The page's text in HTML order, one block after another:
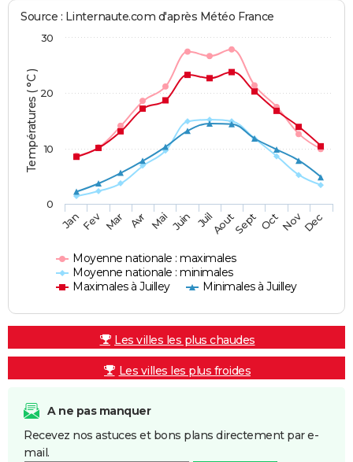
Températures ( °C )
Source : Linternaute.com d'après Météo France
Moyenne nationale : maximales
Moyenne nationale : minimales
Maximales à Juilley
Minimales à Juilley
JanFev Mar Avr Mai Juin JuilAoutSept OctNovDec
0
10
20
30
Les villes les plus chaudes
Les villes les plus froides
A ne pas manquer
Recevez nos astuces et bons plans directement par e-
mail.